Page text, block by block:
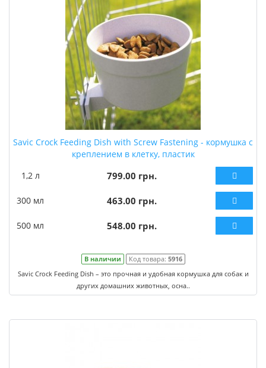
Savic Crock Feeding Dish with Screw Fastening - кормушка с
креплением в клетку, пластик
1,2 л
799.00 грн.
300 мл 463.00 грн.
500 мл 548.00 грн.
В наличии Код товара: 5916
Savic Crock Feeding Dish – это прочная и удобная кормушка для собак и
других домашних животных, осна..